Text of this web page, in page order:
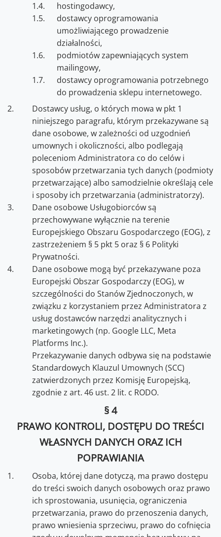
hostingodawcy,
dostawcy oprogramowania
umożliwiającego prowadzenie
działalności,
podmiotów zapewniających system
mailingowy,
dostawcy oprogramowania potrzebnego
do prowadzenia sklepu internetowego.
Dostawcy usług, o których mowa w pkt 1
niniejszego paragrafu, którym przekazywane są
dane osobowe, w zależności od uzgodnień
umownych i okoliczności, albo podlegają
poleceniom Administratora co do celów i
sposobów przetwarzania tych danych (podmioty
przetwarzające) albo samodzielnie określają cele
i sposoby ich przetwarzania (administratorzy).
Dane osobowe Usługobiorców są
przechowywane wyłącznie na terenie
Europejskiego Obszaru Gospodarczego (EOG), z
zastrzeżeniem § 5 pkt 5 oraz § 6 Polityki
Prywatności.
Dane osobowe mogą być przekazywane poza
Europejski Obszar Gospodarczy (EOG), w
szczególności do Stanów Zjednoczonych, w
związku z korzystaniem przez Administratora z
usług dostawców narzędzi analitycznych i
marketingowych (np. Google LLC, Meta
Platforms Inc.).
Przekazywanie danych odbywa się na podstawie
Standardowych Klauzul Umownych (SCC)
zatwierdzonych przez Komisję Europejską,
zgodnie z art. 46 ust. 2 lit. c RODO.
§ 4
PRAWO KONTROLI, DOSTĘPU DO TREŚCI
WŁASNYCH DANYCH ORAZ ICH
POPRAWIANIA
Osoba, której dane dotyczą, ma prawo dostępu
do treści swoich danych osobowych oraz prawo
ich sprostowania, usunięcia, ograniczenia
przetwarzania, prawo do przenoszenia danych,
prawo wniesienia sprzeciwu, prawo do cofnięcia